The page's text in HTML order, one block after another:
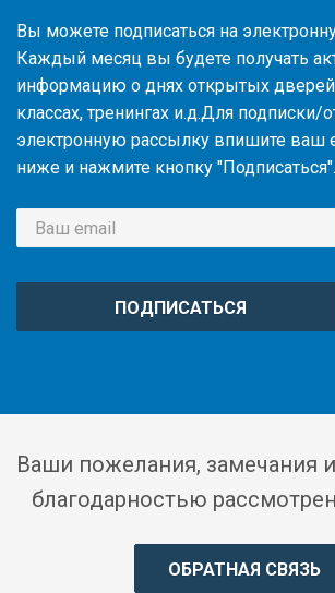
Вы можете подписаться на
Каждый месяц вы будете получать
информацию о днях открытых
классах, тренингах и.д.Для подписки/
электронную рассылку впишите ваш
ниже и нажмите кнопку "Подписаться".
ПОДПИСАТЬСЯ
Ваши пожелания, замечания
благодарностью
ОБРАТНАЯ СВЯЗЬ